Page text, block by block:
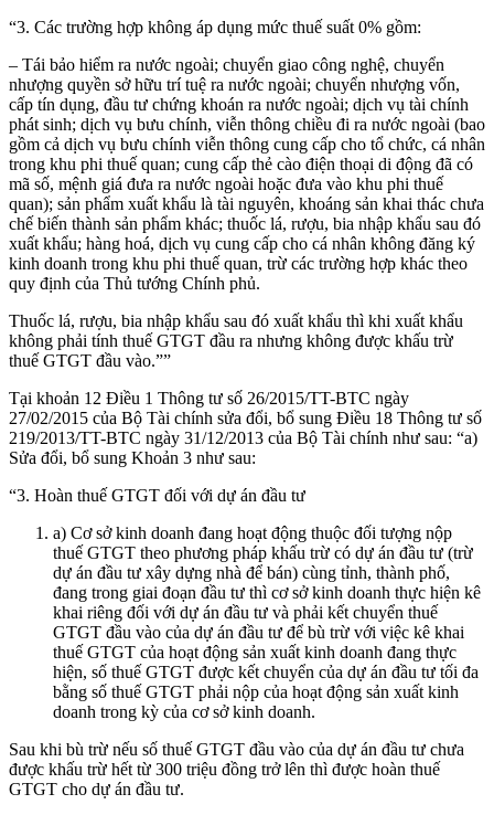
“3. Các trường hợp không áp dụng mức thuế suất 0% gồm:
– Tái bảo hiểm ra nước ngoài; chuyển giao công nghệ, chuyển
nhượng quyền sở hữu trí tuệ ra nước ngoài; chuyển nhượng vốn,
cấp tín dụng, đầu tư chứng khoán ra nước ngoài; dịch vụ tài chính
phát sinh; dịch vụ bưu chính, viễn thông chiều đi ra nước ngoài (bao
gồm cả dịch vụ bưu chính viễn thông cung cấp cho tổ chức, cá nhân
trong khu phi thuế quan; cung cấp thẻ cào điện thoại di động đã có
mã số, mệnh giá đưa ra nước ngoài hoặc đưa vào khu phi thuế
quan); sản phẩm xuất khẩu là tài nguyên, khoáng sản khai thác chưa
chế biến thành sản phẩm khác; thuốc lá, rượu, bia nhập khẩu sau đó
xuất khẩu; hàng hoá, dịch vụ cung cấp cho cá nhân không đăng ký
kinh doanh trong khu phi thuế quan, trừ các trường hợp khác theo
quy định của Thủ tướng Chính phủ.
Thuốc lá, rượu, bia nhập khẩu sau đó xuất khẩu thì khi xuất khẩu
không phải tính thuế GTGT đầu ra nhưng không được khấu trừ
thuế GTGT đầu vào.””
Tại khoản 12 Điều 1 Thông tư số 26/2015/TT-BTC ngày
27/02/2015 của Bộ Tài chính sửa đổi, bổ sung Điều 18 Thông tư số
219/2013/TT-BTC ngày 31/12/2013 của Bộ Tài chính như sau: “a)
Sửa đổi, bổ sung Khoản 3 như sau:
“3. Hoàn thuế GTGT đối với dự án đầu tư
a) Cơ sở kinh doanh đang hoạt động thuộc đối tượng nộp
thuế GTGT theo phương pháp khấu trừ có dự án đầu tư (trừ
dự án đầu tư xây dựng nhà để bán) cùng tỉnh, thành phố,
đang trong giai đoạn đầu tư thì cơ sở kinh doanh thực hiện kê
khai riêng đối với dự án đầu tư và phải kết chuyển thuế
GTGT đầu vào của dự án đầu tư để bù trừ với việc kê khai
thuế GTGT của hoạt động sản xuất kinh doanh đang thực
hiện, số thuế GTGT được kết chuyển của dự án đầu tư tối đa
bằng số thuế GTGT phải nộp của hoạt động sản xuất kinh
doanh trong kỳ của cơ sở kinh doanh.
Sau khi bù trừ nếu số thuế GTGT đầu vào của dự án đầu tư chưa
được khấu trừ hết từ 300 triệu đồng trở lên thì được hoàn thuế
GTGT cho dự án đầu tư.